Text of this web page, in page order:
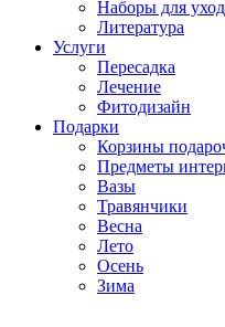
Наборы для
Литература
Услуги
Пересадка
Лечение
Фитодизайн
Подарки
Корзины
Предметы
Вазы
Травянчики
Весна
Лето
Осень
Зима